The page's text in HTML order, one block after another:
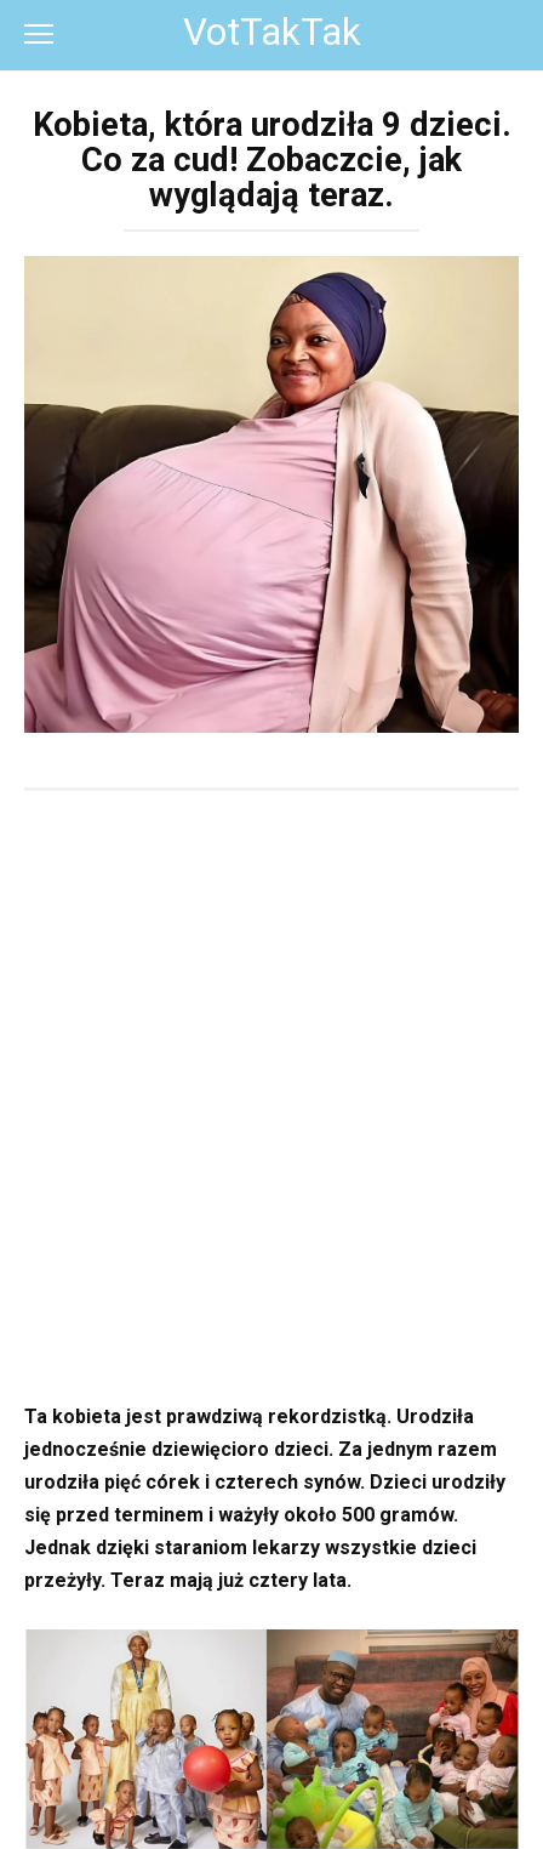
контенту
VotTakTak
Kobieta, która urodziła 9 dzieci.
Co za cud! Zobaczcie, jak
wyglądają teraz.
Ta kobieta jest prawdziwą rekordzistką. Urodziła
jednocześnie dziewięcioro dzieci. Za jednym razem
urodziła pięć córek i czterech synów. Dzieci urodziły
się przed terminem i ważyły około 500 gramów.
Jednak dzięki staraniom lekarzy wszystkie dzieci
przeżyły. Teraz mają już cztery lata.